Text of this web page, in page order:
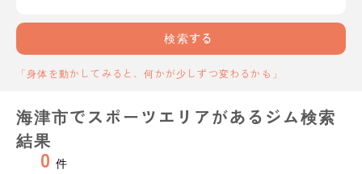
検索する
「身体を動かしてみると、何かが少しずつ変わるかも」
海津市でスポーツエリアがあるジム検索
結果
0 件